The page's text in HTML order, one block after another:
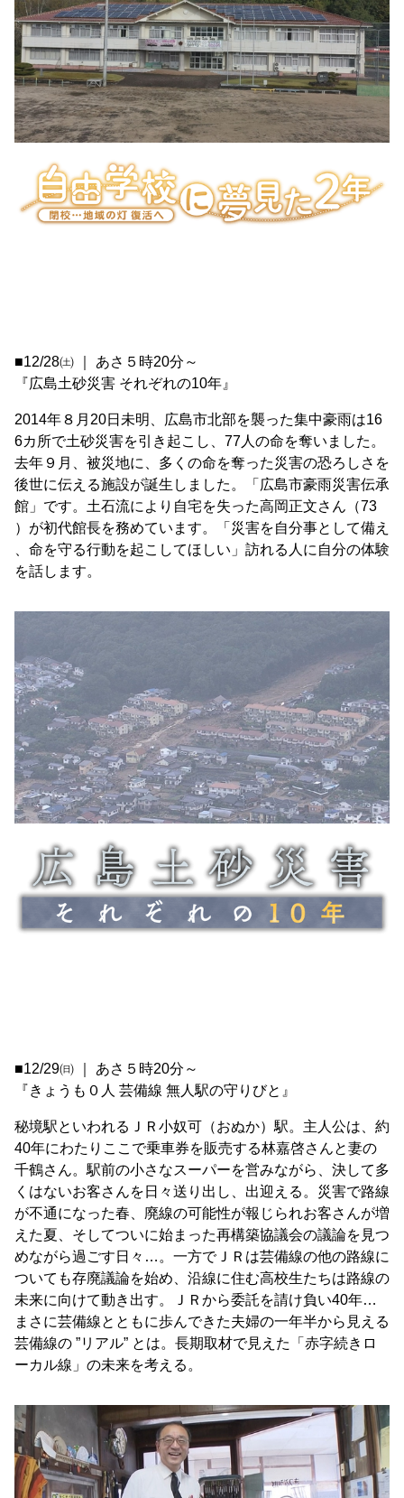
■12/28㈯ ｜ あさ５時20分～
『広島土砂災害 それぞれの10年』
2014年８月20日未明、広島市北部を襲った集中豪雨は16
6カ所で土砂災害を引き起こし、77人の命を奪いました。
去年９月、被災地に、多くの命を奪った災害の恐ろしさを
後世に伝える施設が誕生しました。「広島市豪雨災害伝承
館」です。土石流により自宅を失った高岡正文さん（73
）が初代館長を務めています。「災害を自分事として備え
、命を守る行動を起こしてほしい」訪れる人に自分の体験
を話します。
■12/29㈰ ｜ あさ５時20分～
『きょうも０人 芸備線 無人駅の守りびと』
秘境駅といわれるＪＲ小奴可（おぬか）駅。主人公は、約
40年にわたりここで乗車券を販売する林嘉啓さんと妻の
千鶴さん。駅前の小さなスーパーを営みながら、決して多
くはないお客さんを日々送り出し、出迎える。災害で路線
が不通になった春、廃線の可能性が報じられお客さんが増
えた夏、そしてついに始まった再構築協議会の議論を見つ
めながら過ごす日々…。一方でＪＲは芸備線の他の路線に
ついても存廃議論を始め、沿線に住む高校生たちは路線の
未来に向けて動き出す。ＪＲから委託を請け負い40年…
まさに芸備線とともに歩んできた夫婦の一年半から見える
芸備線の ”リアル” とは。長期取材で見えた「赤字続きロ
ーカル線」の未来を考える。